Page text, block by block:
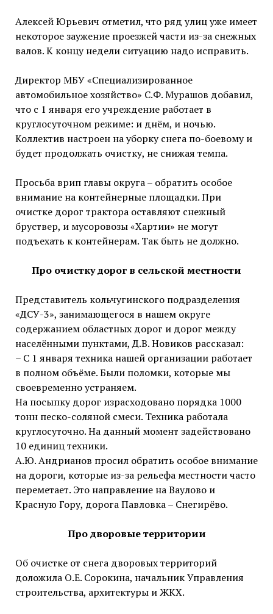
Алексей Юрьевич отметил, что ряд улиц уже имеет
некоторое заужение проезжей части из-за снежных
валов. К концу недели ситуацию надо исправить.
Директор МБУ «Специализированное
автомобильное хозяйство» С.Ф. Мурашов добавил,
что с 1 января его учреждение работает в
круглосуточном режиме: и днём, и ночью.
Коллектив настроен на уборку снега по-боевому и
будет продолжать очистку, не снижая темпа.
Просьба врип главы округа – обратить особое
внимание на контейнерные площадки. При
очистке дорог трактора оставляют снежный
бруствер, и мусоровозы «Хартии» не могут
подъехать к контейнерам. Так быть не должно.
Про очистку дорог в сельской местности
Представитель кольчугинского подразделения
«ДСУ-3», занимающегося в нашем округе
содержанием областных дорог и дорог между
населёнными пунктами, Д.В. Новиков рассказал:
– С 1 января техника нашей организации работает
в полном объёме. Были поломки, которые мы
своевременно устраняем.
На посыпку дорог израсходовано порядка 1000
тонн песко-соляной смеси. Техника работала
круглосуточно. На данный момент задействовано
10 единиц техники.
А.Ю. Андрианов просил обратить особое внимание
на дороги, которые из-за рельефа местности часто
переметает. Это направление на Ваулово и
Красную Гору, дорога Павловка – Снегирёво.
Про дворовые территории
Об очистке от снега дворовых территорий
доложила О.Е. Сорокина, начальник Управления
строительства, архитектуры и ЖКХ.